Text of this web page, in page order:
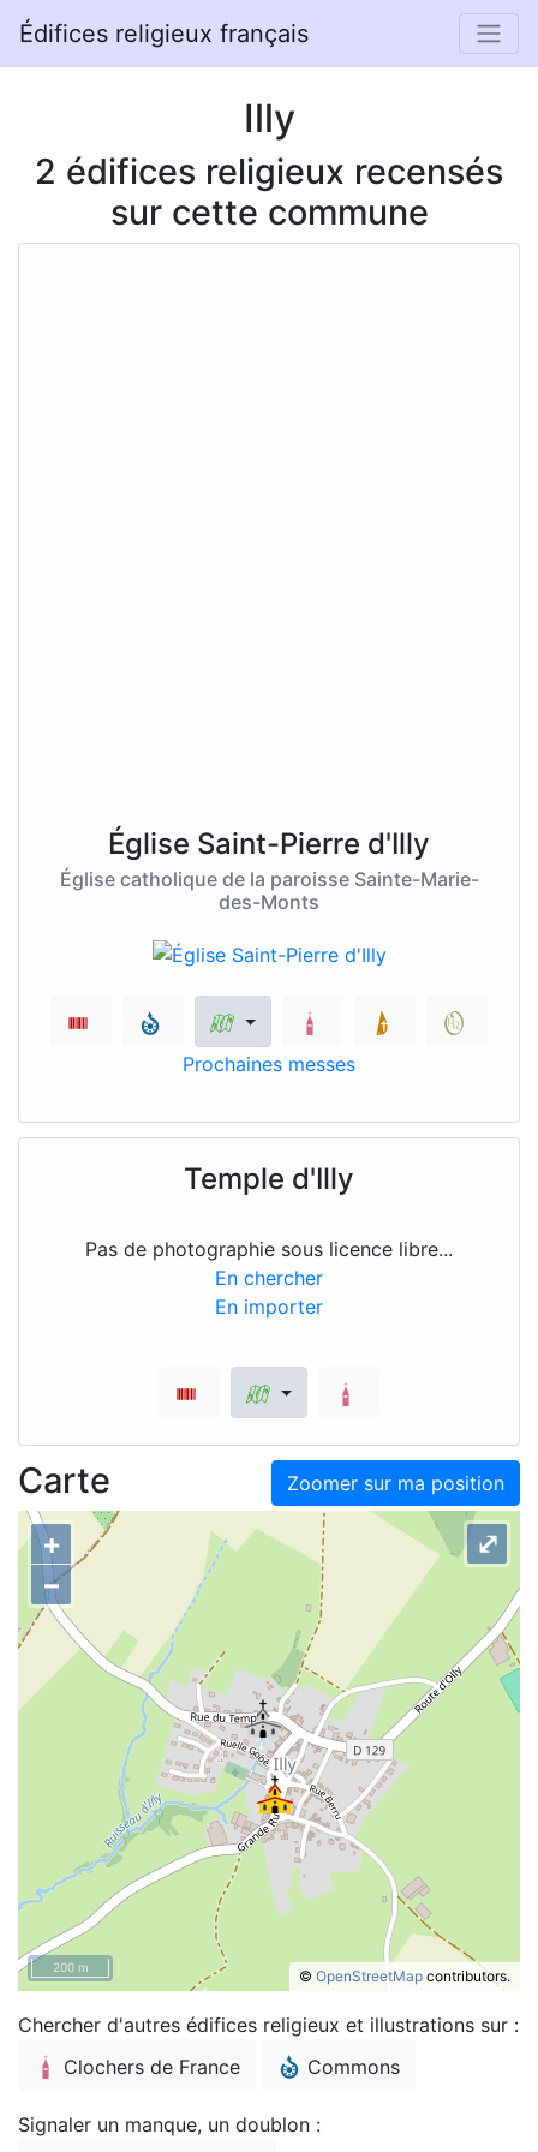
Édifices religieux français
Illy
2 édifices religieux recensés
sur cette commune
Église Saint-Pierre d'Illy
Église catholique de la paroisse Sainte-Marie-
des-Monts
Prochaines messes
Temple d'Illy
Pas de photographie sous licence libre...
En chercher
En importer
Zoomer sur ma position
Carte
+
–
© OpenStreetMap contributors.
⤢
200 m
Chercher d'autres édifices religieux et illustrations sur :
Clochers de France
Commons
Signaler un manque, un doublon :